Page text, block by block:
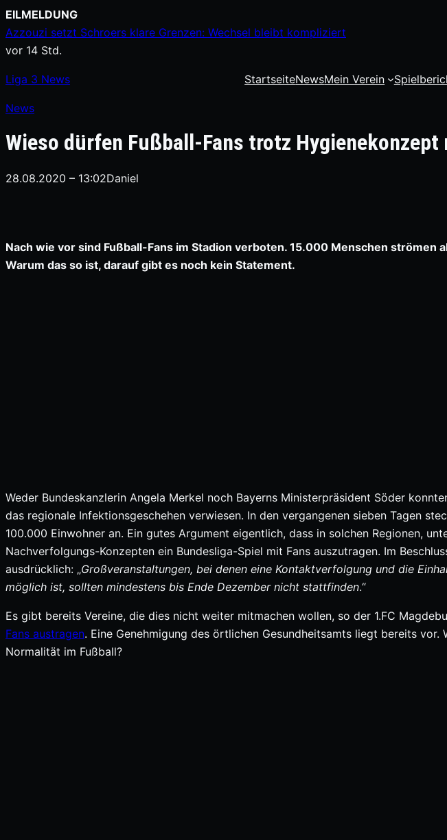
Zum
Inhalt
springen
EILMELDUNG
Azzouzi setzt Schroers klare Grenzen: Wechsel bleibt kompliziert
vor 14 Std.
Liga 3 News StartseiteNewsMein Verein
News
Wieso dürfen Fußball-Fans trotz Hygienekonzept
28.08.2020 – 13:02Daniel
Nach wie vor sind Fußball-Fans im Stadion verboten. 15.000 Menschen strömen
Warum das so ist, darauf gibt es noch kein Statement.
Weder Bundeskanzlerin Angela Merkel noch Bayerns Ministerpräsident Söder
das regionale Infektionsgeschehen verwiesen. In den vergangenen sieben Tagen
100.000 Einwohner an. Ein gutes Argument eigentlich, dass in solchen Regionen,
Nachverfolgungs-Konzepten ein Bundesliga-Spiel mit Fans auszutragen. Im
ausdrücklich: „Großveranstaltungen, bei denen eine Kontaktverfolgung und die
möglich ist, sollten mindestens bis Ende Dezember nicht stattfinden.“
Es gibt bereits Vereine, die dies nicht weiter mitmachen wollen, so der 1.FC
Fans austragen. Eine Genehmigung des örtlichen Gesundheitsamts liegt bereits
Normalität im Fußball?